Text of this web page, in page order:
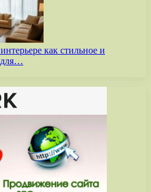
как стильное и
для…